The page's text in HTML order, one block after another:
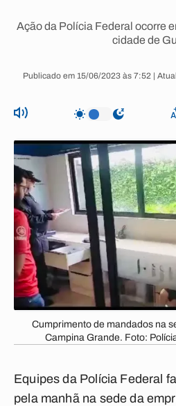
Ação da Polícia Federal ocorre
cidade de
Publicado em 15/06/2023 às 7:52 |
Cumprimento de mandados na
Campina Grande. Foto:
Equipes da Polícia Federal
pela manhã na sede da